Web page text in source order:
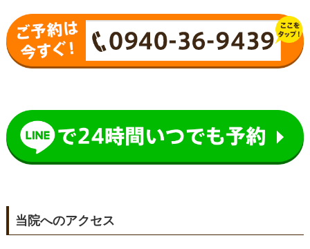
当院へのアクセス